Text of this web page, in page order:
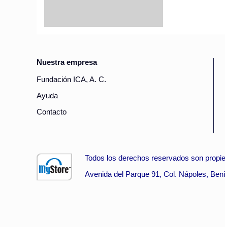
Nuestra empresa
Fundación ICA, A. C.
Ayuda
Contacto
Todos los derechos reservados son
Avenida del Parque 91, Col. Nápoles,